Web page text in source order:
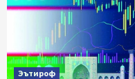
Эътироф